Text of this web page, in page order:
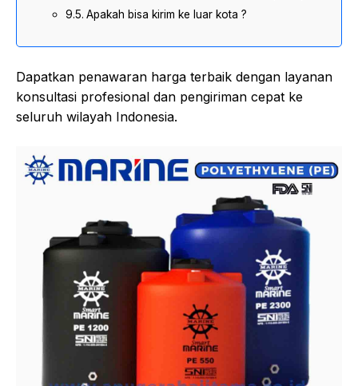
Apakah bisa kirim ke luar kota ?
Dapatkan penawaran harga terbaik dengan layanan
konsultasi profesional dan pengiriman cepat ke
seluruh wilayah Indonesia.